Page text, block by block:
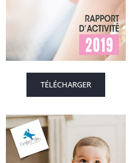
TÉLÉCHARGER